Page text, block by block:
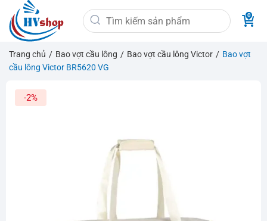
qua
nội
dung
Tìm
kiếm:
Trang chủ / Bao vợt cầu lông / Bao vợt cầu lông Victor / Bao vợt
cầu lông Victor BR5620 VG
-2%